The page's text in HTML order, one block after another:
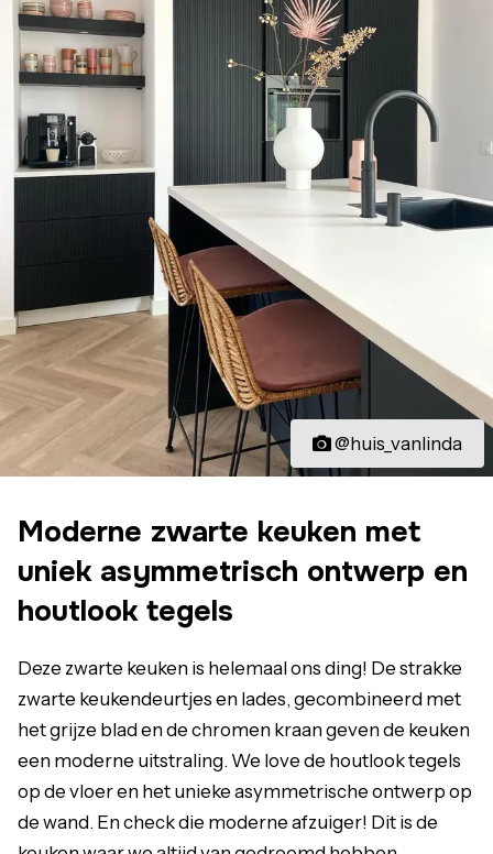
@huis_vanlinda
Moderne zwarte keuken met
uniek asymmetrisch ontwerp en
houtlook tegels
Deze zwarte keuken is helemaal ons ding! De strakke
zwarte keukendeurtjes en lades, gecombineerd met
het grijze blad en de chromen kraan geven de keuken
een moderne uitstraling. We love de houtlook tegels
op de vloer en het unieke asymmetrische ontwerp op
de wand. En check die moderne afzuiger! Dit is de